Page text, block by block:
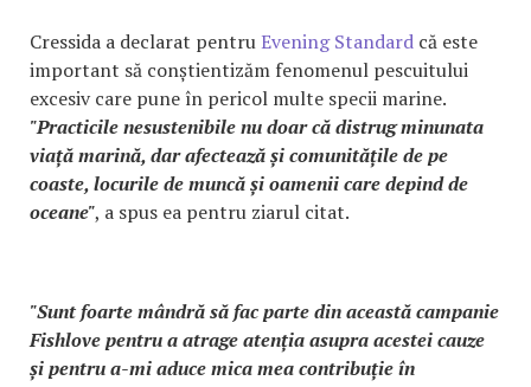
Cressida a declarat pentruEvening Standard că este
important să conștientizăm fenomenul pescuitului
excesiv care pune în pericol multe specii marine.
"Practicile nesustenibile nu doar că distrug minunata
viață marină, dar afectează și comunitățile de pe
coaste, locurile de muncă și oamenii care depind de
oceane", a spus ea pentru ziarul citat.
"Sunt foarte mândră să fac parte din această campanie
Fishlove pentru a atrage atenția asupra acestei cauze
și pentru a-mi aduce mica mea contribuție în